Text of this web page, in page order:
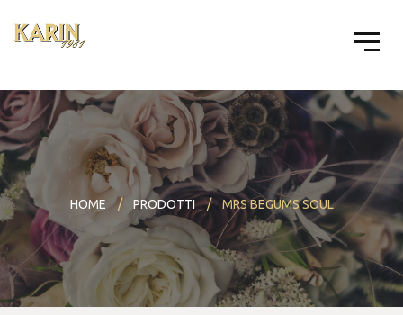
HOME PRODOTTI MRS BEGUMS SOUL